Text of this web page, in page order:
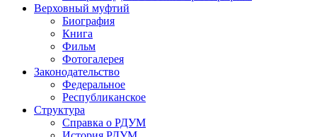
Верховный муфтий
Биография
Книга
Фильм
Фотогалерея
Законодательство
Федеральное
Республиканское
Структура
Справка о РДУМ